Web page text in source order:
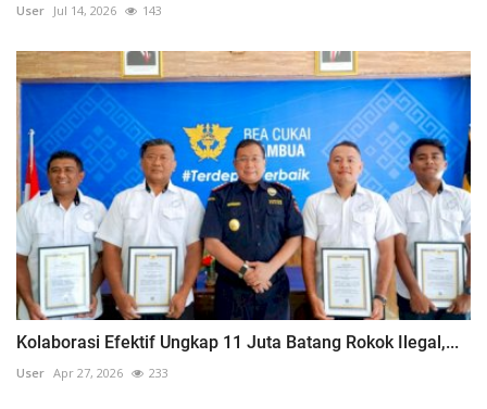
User Jul 14, 2026 143
Kolaborasi Efektif Ungkap 11 Juta Batang Rokok Ilegal,...
User Apr 27, 2026 233